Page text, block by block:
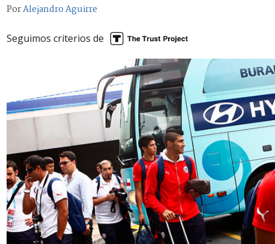
PorAlejandro Aguirre
Seguimos criterios de